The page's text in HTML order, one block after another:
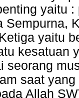
yaitu
Sempurna,
yaitu
kesatuan
seorang
saat
Allah